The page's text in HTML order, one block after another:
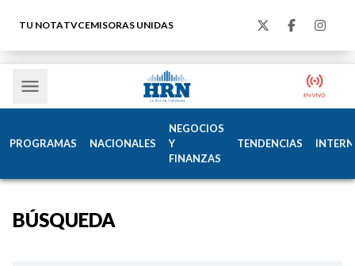
TU NOTATVCEMISORAS UNIDAS
PROGRAMAS NACIONALES
NEGOCIOS
Y
FINANZAS
TENDENCIAS
BÚSQUEDA